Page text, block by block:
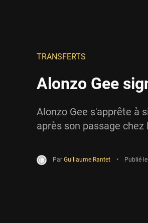
TRANSFERTS
Alonzo Gee
Alonzo Gee s'apprête à
après son passage
Par Guillaume Rantet • Publié le